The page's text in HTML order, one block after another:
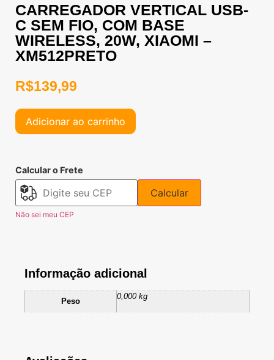
CARREGADOR VERTICAL USB-
C SEM FIO, COM BASE
WIRELESS, 20W, XIAOMI –
XM512PRETO
R$139,99
Adicionar ao carrinho
Calcular o Frete
Calcular
Não sei meu CEP
Informação adicional
Peso
0,000 kg